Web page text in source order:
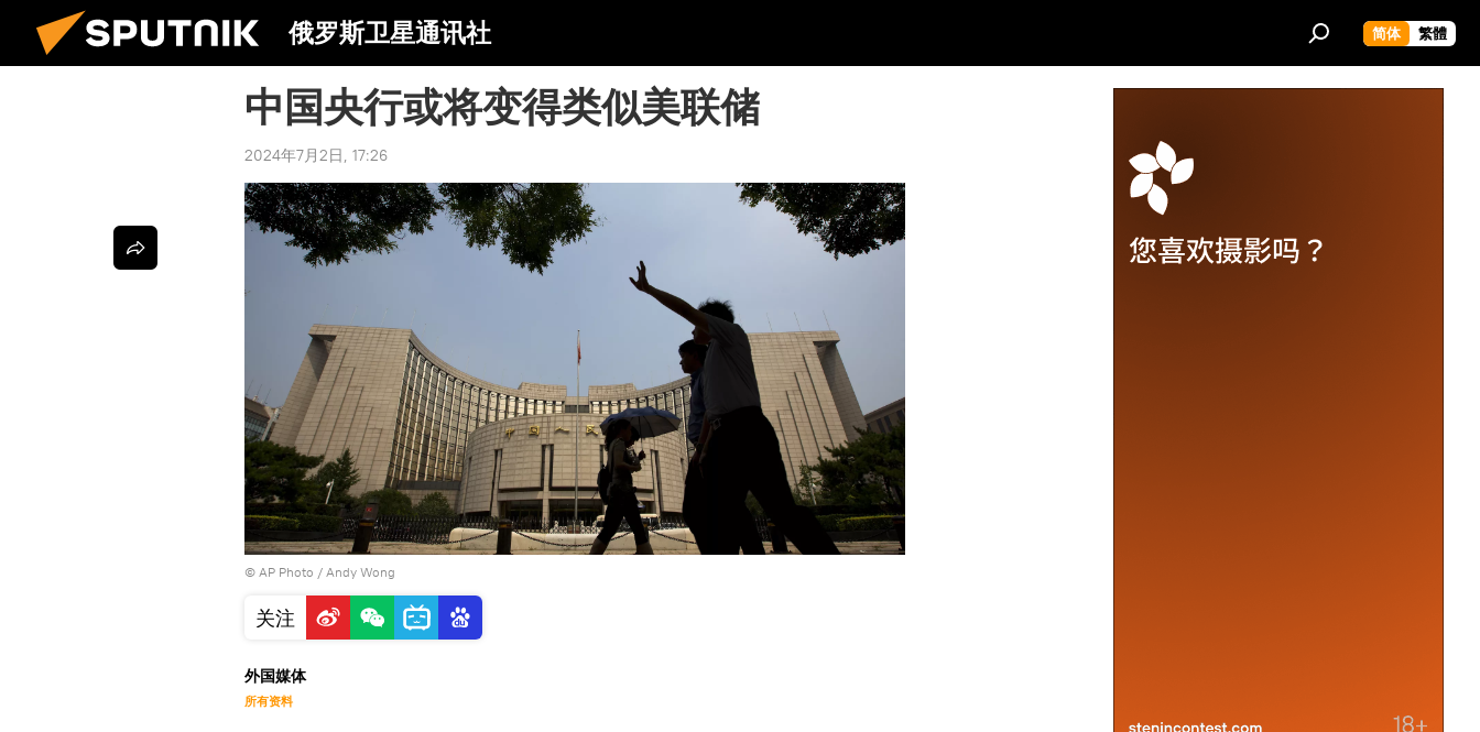
俄罗斯卫星通讯社 简体 繁體
中国央行或将变得类似美联储
2024年7月2日, 17:26
© AP Photo / Andy Wong
关注
外国媒体
所有资料